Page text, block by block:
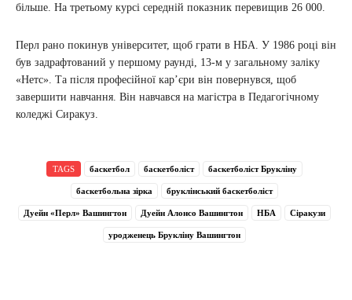
більше. На третьому курсі середній показник перевищив 26 000.
Перл рано покинув університет, щоб грати в НБА. У 1986 році він
був задрафтований у першому раунді, 13-м у загальному заліку
«Нетс». Та після професійної кар’єри він повернувся, щоб
завершити навчання. Він навчався на магістра в Педагогічному
коледжі Сиракуз.
TAGS баскетбол баскетболіст баскетболіст Брукліну
баскетбольна зірка бруклінський баскетболіст
Дуейн «Перл» Вашингтон Дуейн Алонсо Вашингтон НБА Сіракузи
уродженець Брукліну Вашингтон